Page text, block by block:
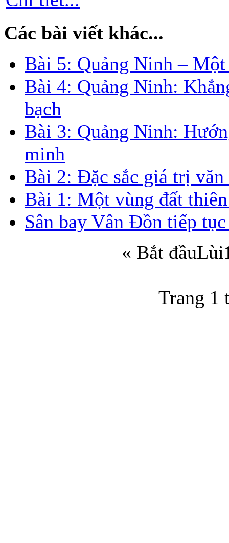
Các bài viết khác...
Bài 5: Quảng Ninh –
Bài 4: Quảng Ninh:
bạch
Bài 3: Quảng Ninh:
minh
Bài 2: Đặc sắc giá trị
Bài 1: Một vùng đất
Sân bay Vân Đồn tiếp
« Bắt đầuLùi
Trang 1